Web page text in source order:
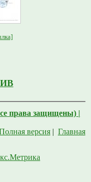
права защищены) |
версия| Главная